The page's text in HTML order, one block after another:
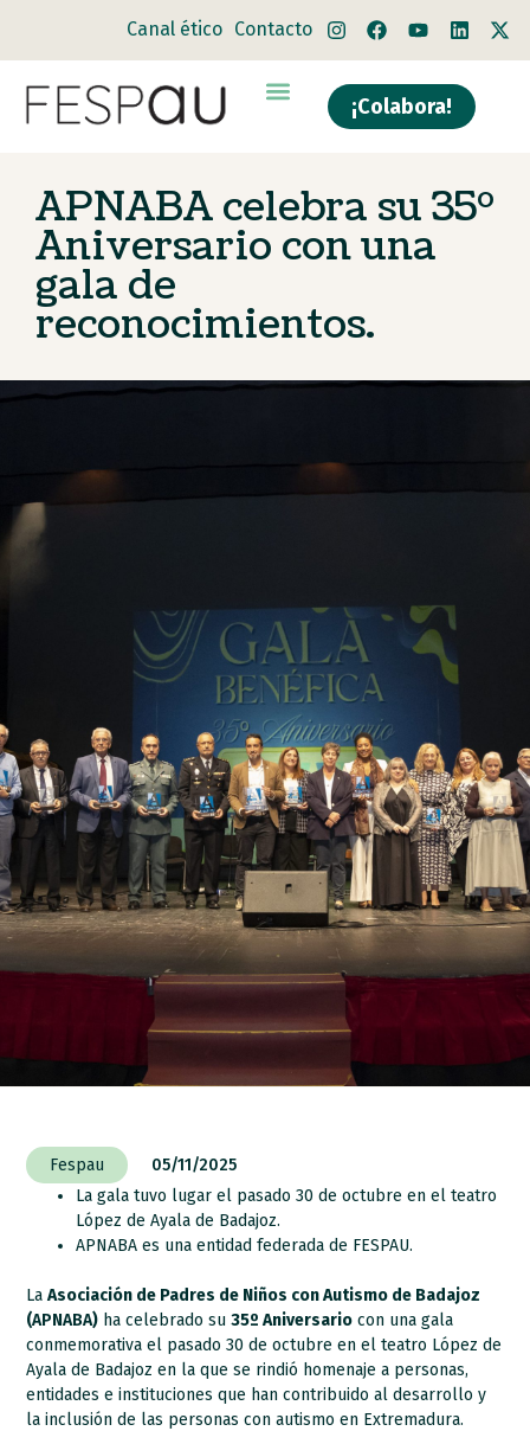
Canal ético Contacto
¡Colabora!
APNABA celebra su 35º
Aniversario con una
gala de
reconocimientos.
Fespau
05/11/2025
La gala tuvo lugar el pasado 30 de octubre en el teatro
López de Ayala de Badajoz.
APNABA es una entidad federada de FESPAU.
LaAsociación de Padres de Niños con Autismo de Badajoz
(APNABA) ha celebrado su35º Aniversario con una gala
conmemorativa el pasado 30 de octubre en el teatro López de
Ayala de Badajoz en la que se rindió homenaje a personas,
entidades e instituciones que han contribuido al desarrollo y
la inclusión de las personas con autismo en Extremadura.